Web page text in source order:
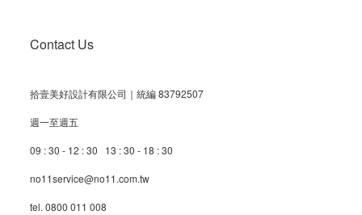
Contact Us
拾壹美好設計有限公司｜統編 83792507
週一至週五
09 : 30 - 12 : 30 13 : 30 - 18 : 30
no11service@no11.com.tw
tel. 0800 011 008